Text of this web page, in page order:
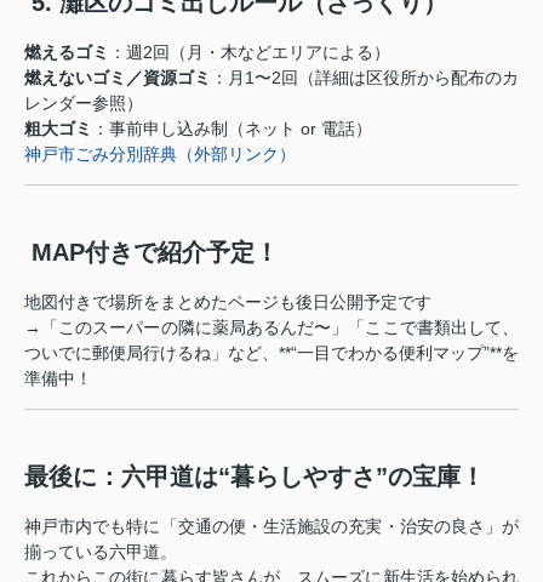
燃えるゴミ
：週2回（月・木などエリアによる）
燃えないゴミ／資源ゴミ
：月1〜2回（詳細は区役所から配布のカ
レンダー参照）
粗大ゴミ
：事前申し込み制（ネット or 電話）
神戸市ごみ分別辞典（外部リンク）
️ MAP付きで紹介予定！
地図付きで場所をまとめたページも後日公開予定です
→「このスーパーの隣に薬局あるんだ〜」「ここで書類出して、
ついでに郵便局行けるね」など、**“一目でわかる便利マップ”**を
準備中！
最後に：六甲道は“暮らしやすさ”の宝庫！
神戸市内でも特に「交通の便・生活施設の充実・治安の良さ」が
揃っている六甲道。
これからこの街に暮らす皆さんが、スムーズに新生活を始められ